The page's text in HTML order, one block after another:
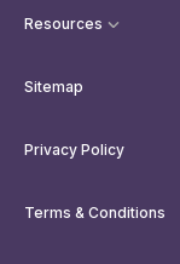
Resources
Sitemap
Privacy Policy
Terms & Conditions